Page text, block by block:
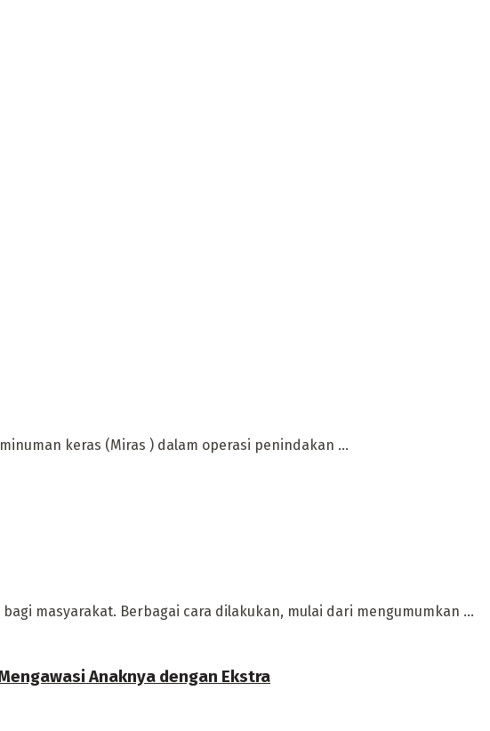
keras (Miras ) dalam operasi penindakan ...
masyarakat. Berbagai cara dilakukan, mulai dari mengumumkan ...
Anaknya dengan Ekstra